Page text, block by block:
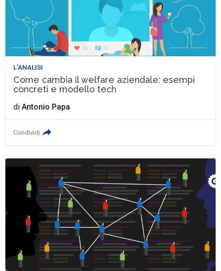
L'ANALISI
Come cambia il welfare aziendale: esempi
concreti e modello tech
diAntonio Papa
Condividi